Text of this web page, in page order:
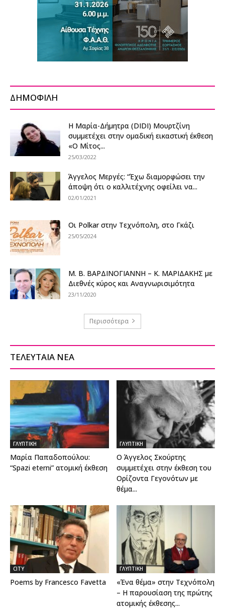
ΔΗΜΟΦΙΛΗ
Η Μαρία-Δήμητρα (DIDI) Μουρτζίνη
συμμετέχει στην ομαδική εικαστική έκθεση
«O Μίτος...
25/03/2022
Άγγελος Μεργές: “Έχω διαμορφώσει την
άποψη ότι ο καλλιτέχνης οφείλει να...
02/01/2021
Οι Polkar στην Τεχνόπολη, στο Γκάζι
25/05/2024
Μ. Β. ΒΑΡΔΙΝΟΓΙΑΝΝΗ – Κ. ΜΑΡΙΔΑΚΗΣ με
Διεθνές κύρος και Αναγνωρισιμότητα
23/11/2020
Περισσότερα
ΤΕΛΕΥΤΑΙΑ ΝΕΑ
ΓΛΥΠΤΙΚΗ
Μαρία Παπαδοπούλου:
“Spazi eterni” ατομική έκθεση
ΓΛΥΠΤΙΚΗ
Ο Άγγελος Σκούρτης
συμμετέχει στην έκθεση του
Ορίζοντα Γεγονότων με
θέμα...
CITY
Poems by Francesco Favetta
ΓΛΥΠΤΙΚΗ
«Ένα θέμα» στην Τεχνόπολη
– Η παρουσίαση της πρώτης
ατομικής έκθεσης...